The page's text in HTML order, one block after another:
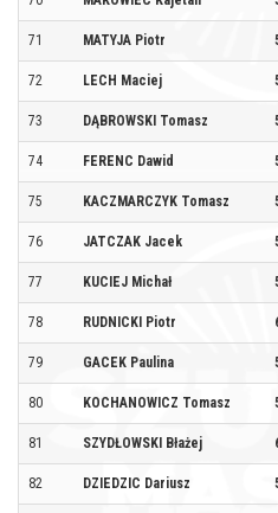
71 MATYJA Piotr
72 LECH Maciej
73 DĄBROWSKI Tomasz
74 FERENC Dawid
75 KACZMARCZYK Tomasz
76 JATCZAK Jacek
77 KUCIEJ Michał
78 RUDNICKI Piotr
79 GACEK Paulina
80 KOCHANOWICZ Tomasz
81 SZYDŁOWSKI Błażej
82 DZIEDZIC Dariusz